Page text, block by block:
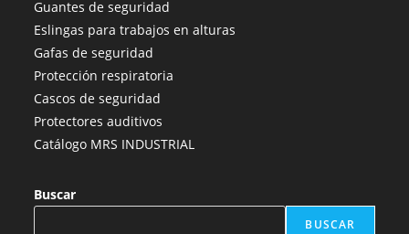
nueva
pestaña
nueva
pestaña
nueva
pestaña
nueva
Guantes de seguridad
Eslingas para trabajos en alturas
Gafas de seguridad
Protección respiratoria
Cascos de seguridad
Protectores auditivos
Catálogo MRS INDUSTRIAL
Buscar
BUSCAR